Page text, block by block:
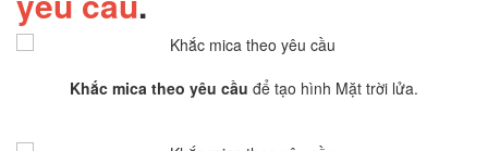
Khắc mica theo yêu cầu để tạo hình Mặt trời lửa.